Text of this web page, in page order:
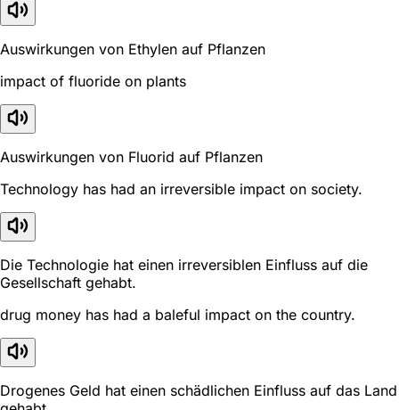
Auswirkungen von Ethylen auf Pflanzen
impact of fluoride on plants
Auswirkungen von Fluorid auf Pflanzen
Technology has had an irreversible impact on society.
Die Technologie hat einen irreversiblen Einfluss auf die
Gesellschaft gehabt.
drug money has had a baleful impact on the country.
Drogenes Geld hat einen schädlichen Einfluss auf das Land